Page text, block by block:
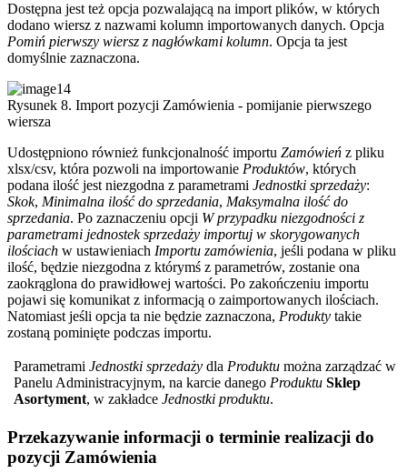
Dostępna jest też opcja pozwalającą na import plików, w których
dodano wiersz z nazwami kolumn importowanych danych. Opcja
Pomiń pierwszy wiersz z nagłówkami kolumn. Opcja ta jest
domyślnie zaznaczona.
Rysunek 8. Import pozycji Zamówienia - pomijanie pierwszego
wiersza
Udostępniono również funkcjonalność importu Zamówień z pliku
xlsx/csv, która pozwoli na importowanie Produktów, których
podana ilość jest niezgodna z parametrami Jednostki sprzedaży:
Skok, Minimalna ilość do sprzedania, Maksymalna ilość do
sprzedania. Po zaznaczeniu opcji W przypadku niezgodności z
parametrami jednostek sprzedaży importuj w skorygowanych
ilościach w ustawieniach Importu zamówienia, jeśli podana w pliku
ilość, będzie niezgodna z którymś z parametrów, zostanie ona
zaokrąglona do prawidłowej wartości. Po zakończeniu importu
pojawi się komunikat z informacją o zaimportowanych ilościach.
Natomiast jeśli opcja ta nie będzie zaznaczona, Produkty takie
zostaną pominięte podczas importu.
Parametrami Jednostki sprzedaży dla Produktu można zarządzać w
Panelu Administracyjnym, na karcie danego Produktu Sklep
Asortyment, w zakładce Jednostki produktu.
Przekazywanie informacji o terminie realizacji do
pozycji Zamówienia